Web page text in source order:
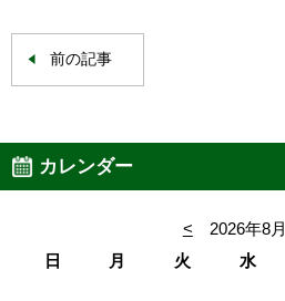
前の記事
カレンダー
< 2026年8月
日
月 火 水